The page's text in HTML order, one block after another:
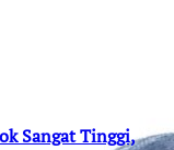
Sangat Tinggi,